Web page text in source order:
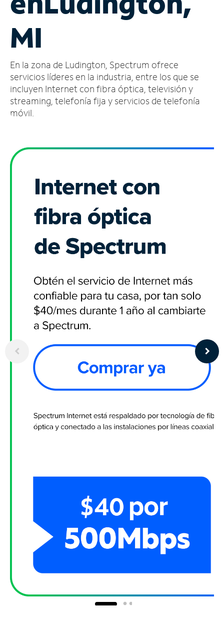
cuenta
Encuentra
tienda
MI
En la zona de Ludington, Spectrum ofrece
servicios líderes en la industria, entre los que se
incluyen Internet con fibra óptica, televisión y
streaming, telefonía fija y servicios de telefonía
móvil.